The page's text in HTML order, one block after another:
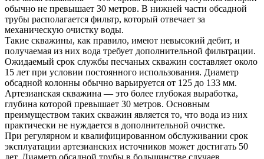
обычно не превышает 30 метров. В нижней части обсадной
трубы располагается фильтр, который отвечает за
механическую очистку воды.
Такие скважины, как правило, имеют невысокий дебит, и
получаемая из них вода требует дополнительной фильтрации.
Ожидаемый срок службы песчаных скважин составляет около
15 лет при условии постоянного использования. Диаметр
обсадной колонны обычно варьируется от 125 до 133 мм.
Артезианская скважина — это более глубокая выработка,
глубина которой превышает 30 метров. Основным
преимуществом таких скважин является то, что вода из них
практически не нуждается в дополнительной очистке.
При регулярном и квалифицированном обслуживании срок
эксплуатации артезианских источников может достигать 50
лет. Диаметр обсадной трубы в большинстве случаев